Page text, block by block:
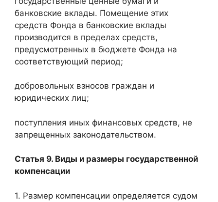
банковские вклады. Помещение этих
средств Фонда в банковские вклады
производится в пределах средств,
предусмотренных в бюджете Фонда на
соответствующий период;
добровольных взносов граждан и
юридических лиц;
поступления иных финансовых средств, не
запрещенных законодательством.
Статья 9. Виды и размеры государственной
компенсации
1. Размер компенсации определяется судом